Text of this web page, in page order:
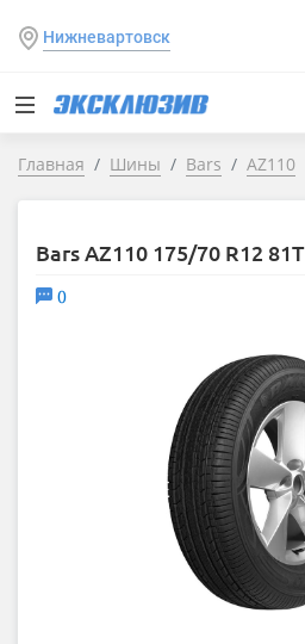
Нижневартовск
Главная Шины Bars AZ110
Bars AZ110 175/70 R12 81T
0